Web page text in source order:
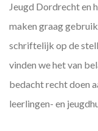
Jeugd Dordrecht en
maken graag
schriftelijk op de
vinden we het van
bedacht recht doen
leerlingen- en